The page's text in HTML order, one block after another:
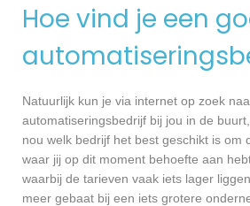
Hoe vind je een
Natuurlijk kun je via internet op zoek
automatiseringsbedrijf bij jou in de
nou welk bedrijf het best geschikt is om
waar jij op dit moment behoefte aan
waarbij de tarieven vaak iets lager
meer gebaat bij een iets grotere